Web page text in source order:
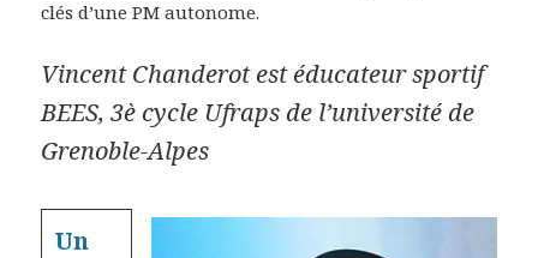
clés d’une PM autonome.
Vincent Chanderot est éducateur sportif
BEES, 3è cycle Ufraps de l’université de
Grenoble-Alpes
Un